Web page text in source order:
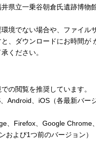
県立一乗谷朝倉氏遺跡博物
境でない場合や、ファイル
、ダウンロードにお時間が
ください。
の閲覧を推奨しています。
Android、iOS（各最新バー
、Firefox、Google Chrome
および1つ前のバージョン）